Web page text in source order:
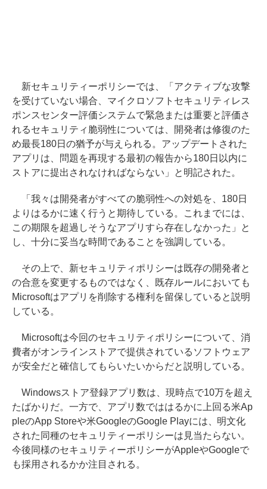
新セキュリティーポリシーでは、「アクティブな攻撃
を受けていない場合、マイクロソフトセキュリティレス
ポンスセンター評価システムで緊急または重要と評価さ
れるセキュリティ脆弱性については、開発者は修復のた
め最長180日の猶予が与えられる。アップデートされた
アプリは、問題を再現する最初の報告から180日以内に
ストアに提出されなければならない」と明記された。
「我々は開発者がすべての脆弱性への対処を、180日
よりはるかに速く行うと期待している。これまでには、
この期限を超過しそうなアプリすら存在しなかった」と
し、十分に妥当な時間であることを強調している。
その上で、新セキュリティポリシーは既存の開発者と
の合意を変更するものではなく、既存ルールにおいても
Microsoftはアプリを削除する権利を留保していると説明
している。
Microsoftは今回のセキュリティポリシーについて、消
費者がオンラインストアで提供されているソフトウェア
が安全だと確信してもらいたいからだと説明している。
Windowsストア登録アプリ数は、現時点で10万を超え
たばかりだ。一方で、アプリ数でははるかに上回る米Ap
pleのApp Storeや米GoogleのGoogle Playには、明文化
された同種のセキュリティーポリシーは見当たらない。
今後同様のセキュリティーポリシーがAppleやGoogleで
も採用されるかか注目される。